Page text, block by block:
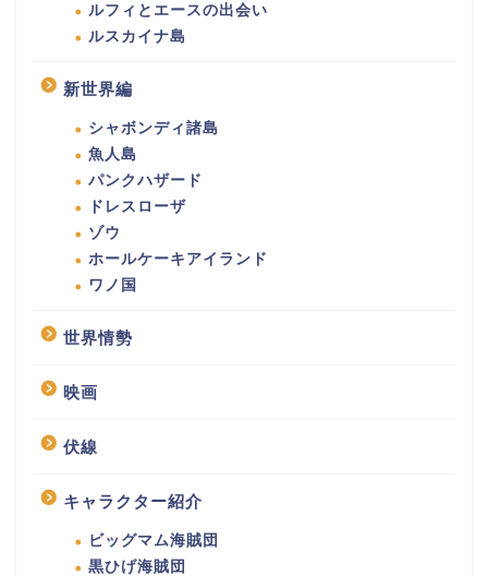
ルフィとエースの出会い
ルスカイナ島
新世界編
シャボンディ諸島
魚人島
パンクハザード
ドレスローザ
ゾウ
ホールケーキアイランド
ワノ国
世界情勢
映画
伏線
キャラクター紹介
ビッグマム海賊団
黒ひげ海賊団